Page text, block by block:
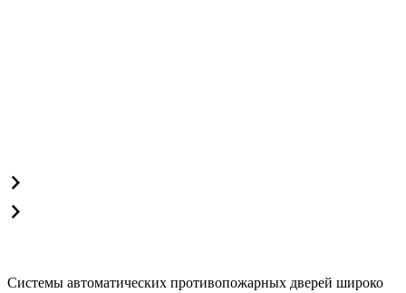
Системы автоматических противопожарных дверей широко